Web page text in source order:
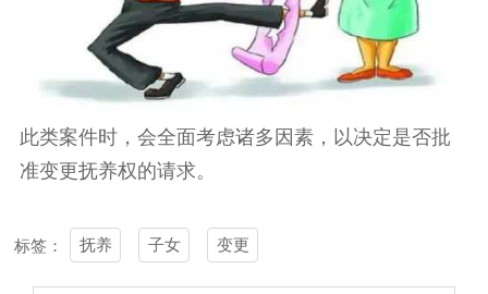
此类案件时，会全面考虑诸多因素，以决定是否批
准变更抚养权的请求。
标签： 抚养 子女 变更